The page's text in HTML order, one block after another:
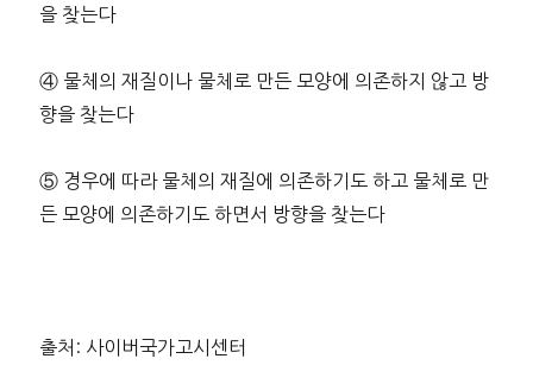
을 찾는다
④ 물체의 재질이나 물체로 만든 모양에 의존하지 않고 방
향을 찾는다
⑤ 경우에 따라 물체의 재질에 의존하기도 하고 물체로 만
든 모양에 의존하기도 하면서 방향을 찾는다
출처: 사이버국가고시센터